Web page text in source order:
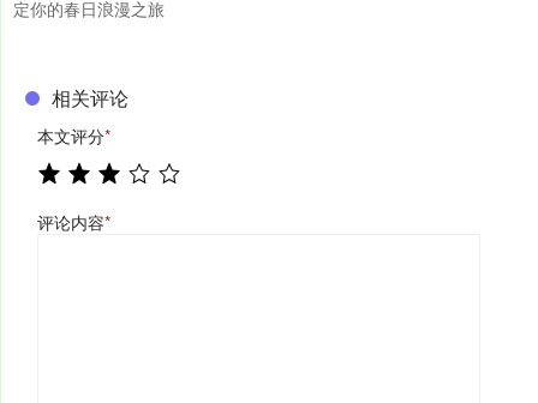
定你的春日浪漫之旅
相关评论
本文评分*
评论内容*